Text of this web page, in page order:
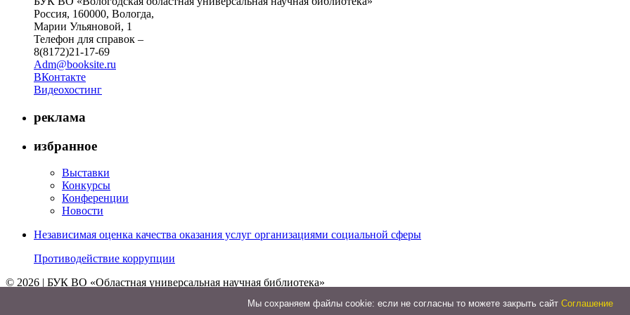
Россия, 160000, Вологда,
Марии Ульяновой, 1
Телефон для справок –
8(8172)21-17-69
Adm@booksite.ru
ВКонтакте
Видеохостинг
реклама
избранное
Выставки
Конкурсы
Конференции
Новости
Независимая оценка качества оказания услуг организациями социальной сферы
Противодействие коррупции
© 2026 | БУК ВО «Областная универсальная научная библиотека»
Мы cохраняем файлы cookie: если не согласны то можете закрыть сайт Соглашение